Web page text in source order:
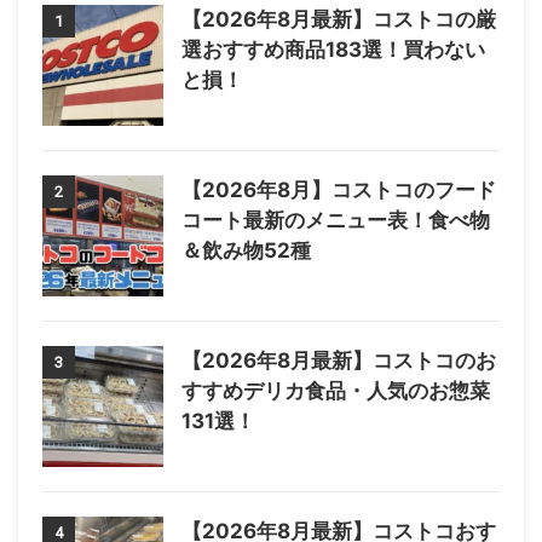
1
【2026年8月最新】コストコの厳
選おすすめ商品183選！買わない
と損！
2
【2026年8月】コストコのフード
コート最新のメニュー表！食べ物
＆飲み物52種
3
【2026年8月最新】コストコのお
すすめデリカ食品・人気のお惣菜
131選！
4 【2026年8月最新】コストコおす